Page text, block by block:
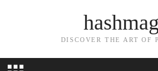
DISCOVER THE ART OF